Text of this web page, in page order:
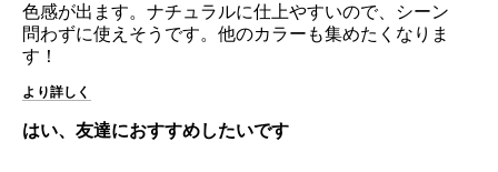
色感が出ます。ナチュラルに仕上やすいので、シーン
問わずに使えそうです。他のカラーも集めたくなりま
す！
より詳しく
はい、友達におすすめしたいです